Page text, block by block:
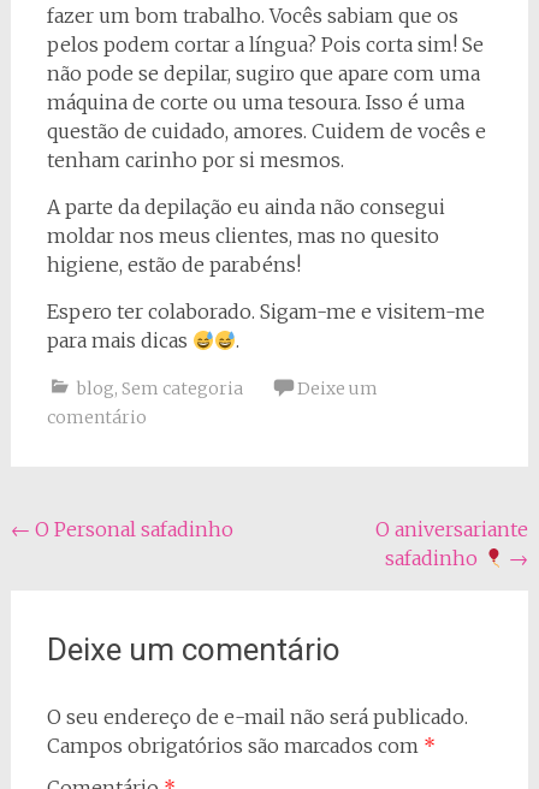
fazer um bom trabalho. Vocês sabiam que os
pelos podem cortar a língua? Pois corta sim! Se
não pode se depilar, sugiro que apare com uma
máquina de corte ou uma tesoura. Isso é uma
questão de cuidado, amores. Cuidem de vocês e
tenham carinho por si mesmos.
A parte da depilação eu ainda não consegui
moldar nos meus clientes, mas no quesito
higiene, estão de parabéns!
Espero ter colaborado. Sigam-me e visitem-me
para mais dicas
.
blog, Sem categoria
Deixe um
comentário
Navegação
← O Personal safadinho
O aniversariante
safadinho
→
Deixe um comentário
O seu endereço de e-mail não será publicado.
Campos obrigatórios são marcados com *